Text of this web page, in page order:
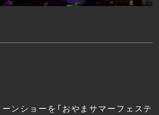
ンショーを「おやまサマーフェステ